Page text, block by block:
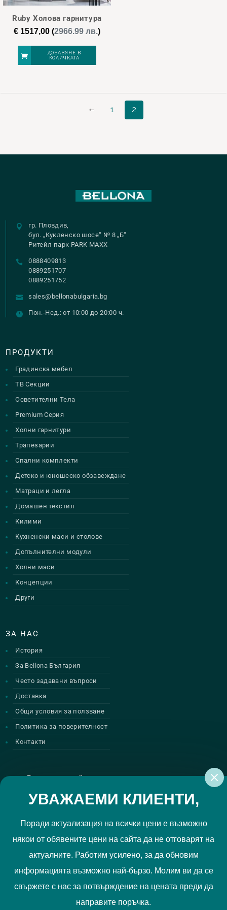
УВАЖАЕМИ КЛИЕНТИ,
Поради актуализация на всички цени е възможно
някои от обявените цени на сайта да не отговарят на
актуалните. Работим усилено, за да обновим
информацията възможно най-бързо. Молим ви да се
свържете с нас за потвърждение на цената преди да
направите поръчка.
Ruby Холова гарнитура
€ 1517,00 (2966.99 лв.)
ДОБАВЯНЕ В
КОЛИЧКАТА
← 1 2
гр. Пловдив,
бул. „Кукленско шосе“ № 8 „Б“
Ритейл парк PARK MAXX
0888409813
0889251707
0889251752
sales@bellonabulgaria.bg
Пон.-Нед.: от 10:00 до 20:00 ч.
ПРОДУКТИ
Градинска мебел
ТВ Секции
Осветителни Тела
Premium Серия
Холни гарнитури
Трапезарии
Спални комплекти
Детско и юношеско обзавеждане
Матраци и легла
Домашен текстил
Килими
Кухненски маси и столове
Допълнителни модули
Холни маси
Концепции
Други
ЗА НАС
История
За Bellona България
Често задавани въпроси
Доставка
Общи условия за ползване
Политика за поверителност
Контакти
Регистрирай се за нашите атрактивни
Прочетох и приемам Политиката за поверителност
РЕГИСТРИРАЙ МЕ
Ние използваме "бисквитки", за да Ви осигурим по-добро